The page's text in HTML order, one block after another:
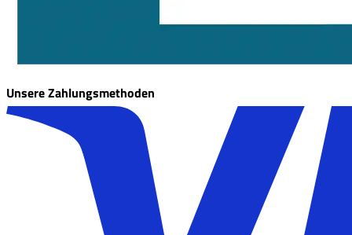
Unsere Zahlungsmethoden